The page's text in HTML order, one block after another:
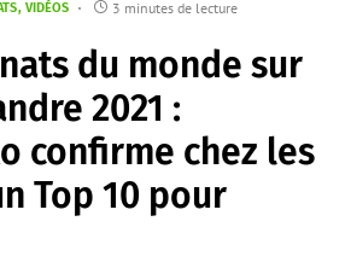
VIDÉOS 3 minutes de lecture
du monde sur
2021 :
confirme chez les
Top 10 pour